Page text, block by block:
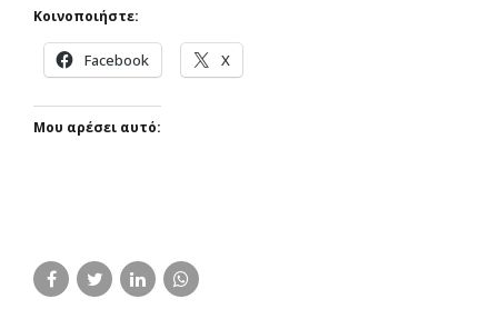
Κοινοποιήστε:
Facebook X
Μου αρέσει αυτό: